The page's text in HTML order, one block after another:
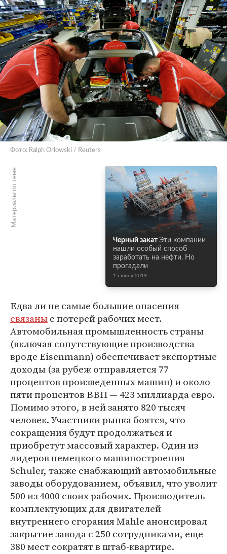
Фото: Ralph Orlowski / Reuters
Материалы по теме
Черный закат Эти компании
нашли особый способ
заработать на нефти. Но
прогадали
15 июня 2019
Едва ли не самые большие опасения
связаныс потерей рабочих мест.
Автомобильная промышленность страны
(включая сопутствующие производства
вроде Eisenmann) обеспечивает экспортные
доходы (за рубеж отправляется 77
процентов произведенных машин) и около
пяти процентов ВВП — 423 миллиарда евро.
Помимо этого, в ней занято 820 тысяч
человек. Участники рынка боятся, что
сокращения будут продолжаться и
приобретут массовый характер. Один из
лидеров немецкого машиностроения
Schuler, также снабжающий автомобильные
заводы оборудованием, объявил, что уволит
500 из 4000 своих рабочих. Производитель
комплектующих для двигателей
внутреннего сгорания Mahle анонсировал
закрытие завода с 250 сотрудниками, еще
380 мест сократят в штаб-квартире.